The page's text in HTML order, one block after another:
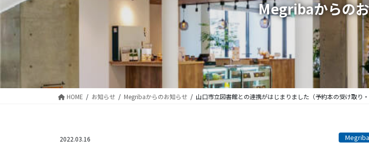
移
ン
Megribaからの
HOME お知らせ Megribaからのお知らせ 山口市立図書館との連携がはじまりました（予約本の受け取り
2022.03.16